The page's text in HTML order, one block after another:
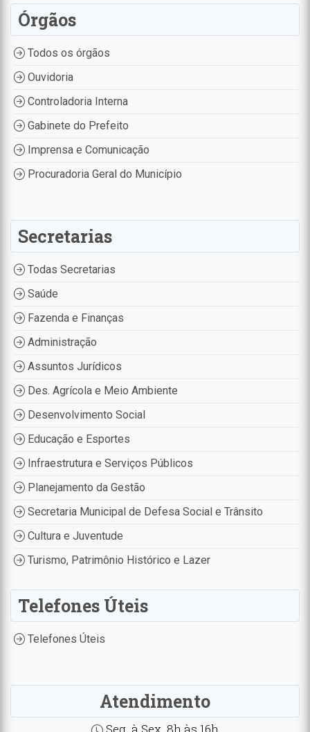
Órgãos
Todos os órgãos
Ouvidoria
Controladoria Interna
Gabinete do Prefeito
Imprensa e Comunicação
Procuradoria Geral do Município
Secretarias
Todas Secretarias
Saúde
Fazenda e Finanças
Administração
Assuntos Jurídicos
Des. Agrícola e Meio Ambiente
Desenvolvimento Social
Educação e Esportes
Infraestrutura e Serviços Públicos
Planejamento da Gestão
Secretaria Municipal de Defesa Social e Trânsito
Cultura e Juventude
Turismo, Patrimônio Histórico e Lazer
Telefones Úteis
Telefones Úteis
Atendimento